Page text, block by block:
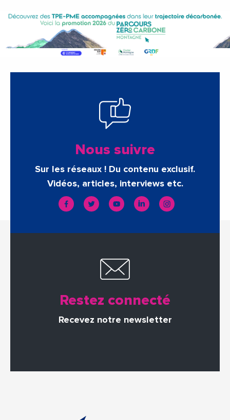
Nous suivre
Sur les réseaux ! Du contenu exclusif.
Vidéos, articles, interviews etc.
Restez connecté
Recevez notre newsletter